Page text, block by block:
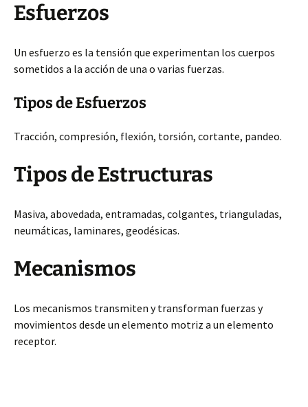
Esfuerzos
Un esfuerzo es la tensión que experimentan los cuerpos
sometidos a la acción de una o varias fuerzas.
Tipos de Esfuerzos
Tracción, compresión, flexión, torsión, cortante, pandeo.
Tipos de Estructuras
Masiva, abovedada, entramadas, colgantes, trianguladas,
neumáticas, laminares, geodésicas.
Mecanismos
Los mecanismos transmiten y transforman fuerzas y
movimientos desde un elemento motriz a un elemento
receptor.